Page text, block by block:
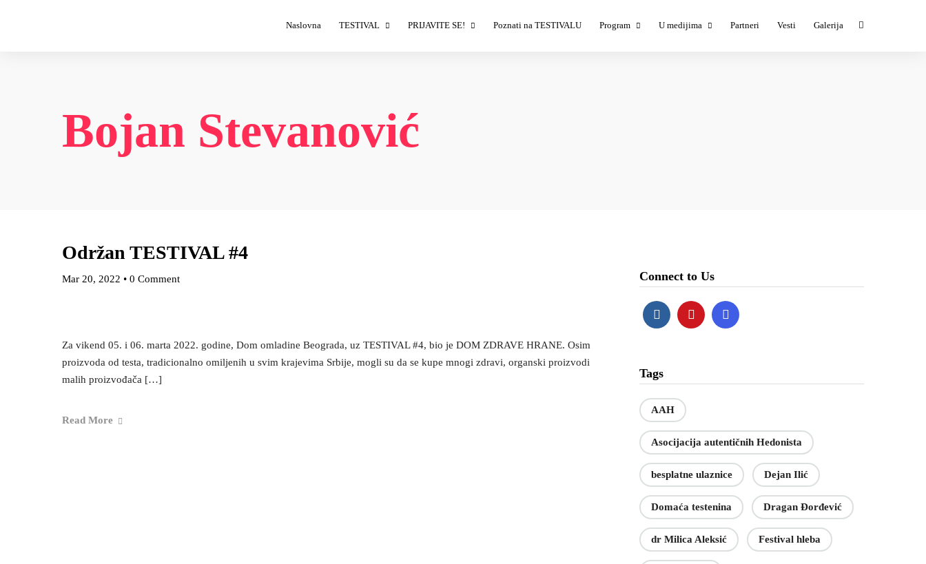
Naslovna TESTIVAL
Savet TESTIVALA
PRIJAVITE SE! Poznati na TESTIVALU Program U medijima Partneri Vesti Galerija
Bojan Stevanović
Održan TESTIVAL #4
Mar 20, 2022 • 0 Comment
Za vikend 05. i 06. marta 2022. godine, Dom omladine Beograda, uz TESTIVAL #4, bio je DOM ZDRAVE HRANE. Osim
proizvoda od testa, tradicionalno omiljenih u svim krajevima Srbije, mogli su da se kupe mnogi zdravi, organski proizvodi
malih proizvođača […]
Read More
Connect to Us
Tags
AAH
Asocijacija autentičnih Hedonista
besplatne ulaznice Dejan Ilić
Domaća testenina Dragan Đorđević
dr Milica Aleksić Festival hleba